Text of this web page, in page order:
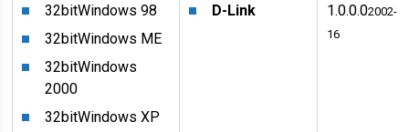
32bitWindows 98
32bitWindows ME
32bitWindows
2000
32bitWindows XP
D-Link 1.0.0.02002-
16